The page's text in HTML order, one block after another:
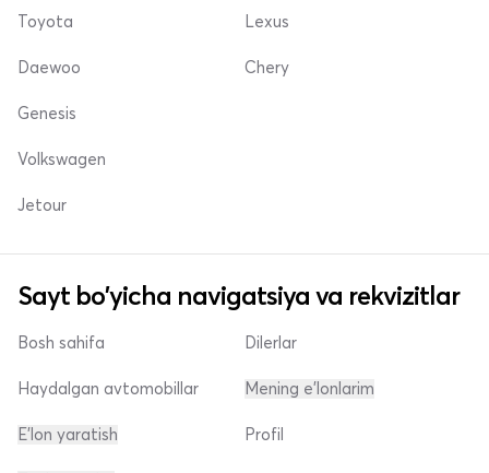
Toyota
Daewoo
Lexus
Chery
Genesis
Volkswagen
Jetour
Sayt bo'yicha navigatsiya va rekvizitlar
Bosh sahifa
Haydalgan avtomobillar
E'lon yaratish
Dilerlar
Mening e'lonlarim
Profil